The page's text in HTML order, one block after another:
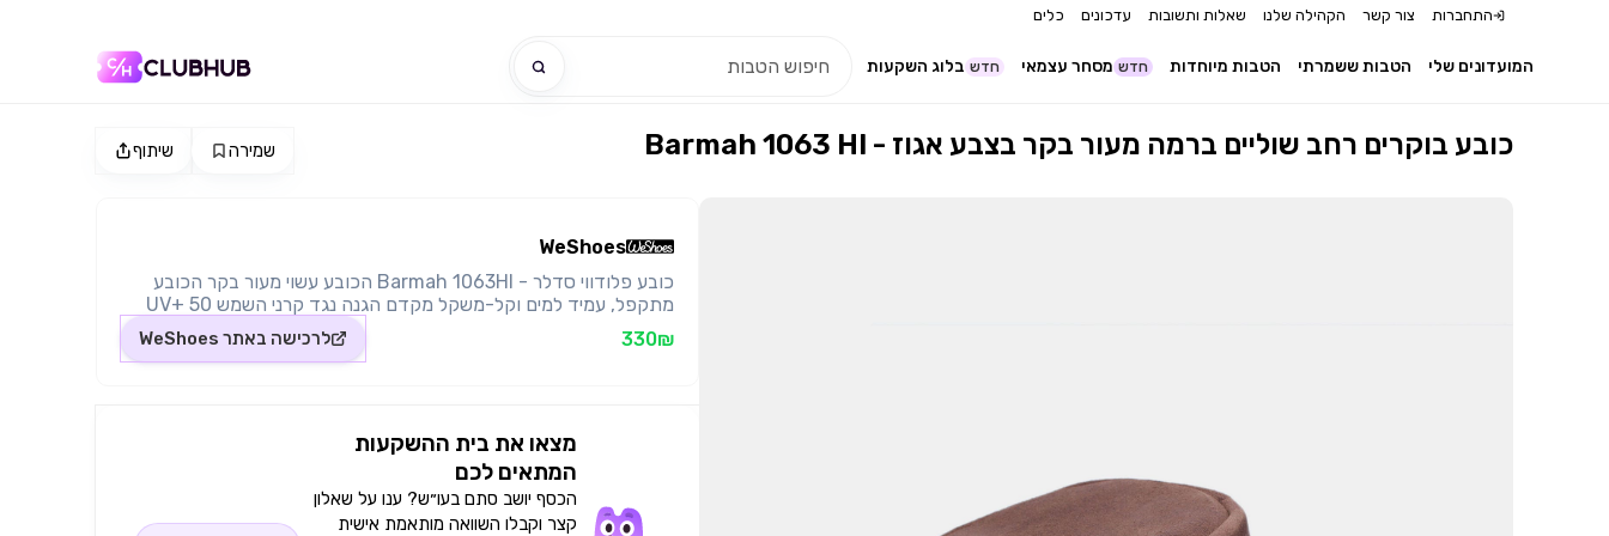
התחברות צור קשר הקהילה שלנו שאלות ותשובות עדכונים כלים
בלוג השקעות חדש מסחר עצמאי חדש הטבות מיוחדות הטבות ששמרתי המועדונים שלי
שיתוף שמירה Barmah 1063 HI - כובע בוקרים רחב שוליים ברמה מעור בקר בצבע אגוז
WeShoes
כובע פלודווי סדלר - Barmah 1063HI הכובע עשוי מעור בקר הכובע
מתקפל, עמיד למים וקל-משקל מקדם הגנה נגד קרני השמש 50 +UV
330₪
לרכישה באתר WeShoes
מצאו את בית ההשקעות
המתאים לכם
הכסף יושב סתם בעו״ש? ענו על שאלון
קצר וקבלו השוואה מותאמת אישית